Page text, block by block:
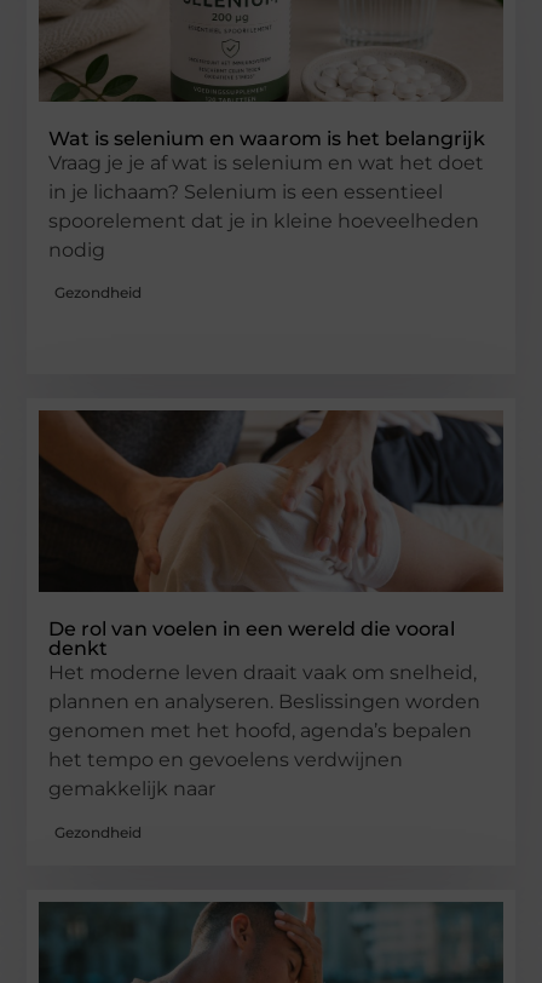
Wat is selenium en waarom is het belangrijk
Vraag je je af wat is selenium en wat het doet
in je lichaam? Selenium is een essentieel
spoorelement dat je in kleine hoeveelheden
nodig
Gezondheid
De rol van voelen in een wereld die vooral
denkt
Het moderne leven draait vaak om snelheid,
plannen en analyseren. Beslissingen worden
genomen met het hoofd, agenda’s bepalen
het tempo en gevoelens verdwijnen
gemakkelijk naar
Gezondheid